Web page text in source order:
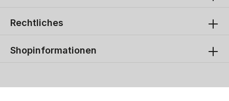
Rechtliches
Shopinformationen